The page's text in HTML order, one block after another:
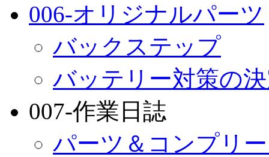
006-オリジナルパーツ
バックステップ
バッテリー対策の
007-作業日誌
パーツ＆コンプリ